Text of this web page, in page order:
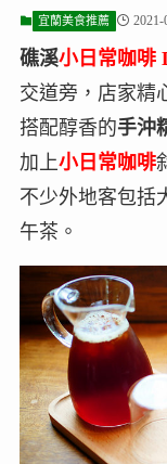
宜蘭美食推薦 2021-
礁溪小日常咖啡
交道旁，店家精
搭配醇香的手沖
加上小日常咖啡
不少外地客包括
午茶。